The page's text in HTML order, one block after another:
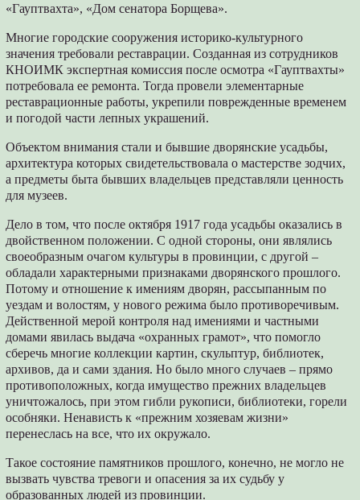
«Гауптвахта», «Дом сенатора Борщева».
Многие городские сооружения историко-культурного
значения требовали реставрации. Созданная из сотрудников
КНОИМК экспертная комиссия после осмотра «Гауптвахты»
потребовала ее ремонта. Тогда провели элементарные
реставрационные работы, укрепили поврежденные временем
и погодой части лепных украшений.
Объектом внимания стали и бывшие дворянские усадьбы,
архитектура которых свидетельствовала о мастерстве зодчих,
а предметы быта бывших владельцев представляли ценность
для музеев.
Дело в том, что после октября 1917 года усадьбы оказались в
двойственном положении. С одной стороны, они являлись
своеобразным очагом культуры в провинции, с другой –
обладали характерными признаками дворянского прошлого.
Потому и отношение к имениям дворян, рассыпанным по
уездам и волостям, у нового режима было противоречивым.
Действенной мерой контроля над имениями и частными
домами явилась выдача «охранных грамот», что помогло
сберечь многие коллекции картин, скульптур, библиотек,
архивов, да и сами здания. Но было много случаев – прямо
противоположных, когда имущество прежних владельцев
уничтожалось, при этом гибли рукописи, библиотеки, горели
особняки. Ненависть к «прежним хозяевам жизни»
перенеслась на все, что их окружало.
Такое состояние памятников прошлого, конечно, не могло не
вызвать чувства тревоги и опасения за их судьбу у
образованных людей из провинции.